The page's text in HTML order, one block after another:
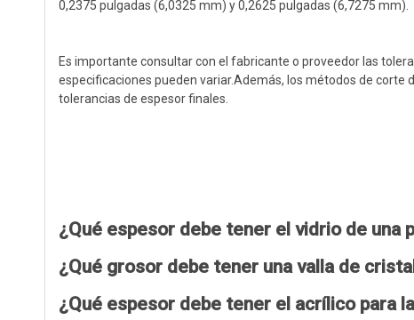
0,2375 pulgadas (6,0325 mm) y 0,2625 pulgadas (6,7275 mm).
Es importante consultar con el fabricante o proveedor las
especificaciones pueden variar.Además, los métodos de corte
tolerancias de espesor finales.
¿Qué espesor debe tener el vidrio de una
¿Qué grosor debe tener una valla de
¿Qué espesor debe tener el acrílico para